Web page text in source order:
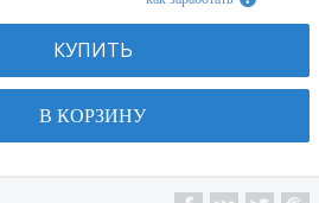
КУПИТЬ
В КОРЗИНУ